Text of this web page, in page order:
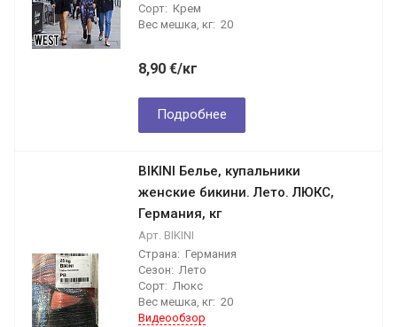
Сорт: Крем
Вес мешка, кг: 20
8,90 €/кг
Подробнее
BIKINI Белье, купальники
женские бикини. Лето. ЛЮКС,
Германия, кг
Арт. BIKINI
Страна: Германия
Сезон: Лето
Сорт: Люкс
Вес мешка, кг: 20
Видеообзор